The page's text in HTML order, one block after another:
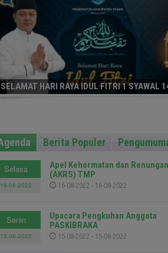
SELAMAT HARI RAYA IDUL FITRI 1 SYAWAL
Berita Populer
Selasa
16-08-2022
Apel Kehormatan dan
(AKRS) TMP
16-08-2022 - 16-08-2022
Senin
15-08-2022
Upacara Pengkuhan Anggota
PASKIBRAKA
15-08-2022 - 15-08-2022